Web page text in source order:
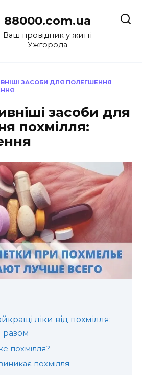
88000.com.ua
Ваш провідник у житті
Ужгорода
ЗАСОБИ ДЛЯ ПОЛЕГШЕННЯ
засоби для
похмілля:
ліки від похмілля:
разом
похмілля?
похмілля